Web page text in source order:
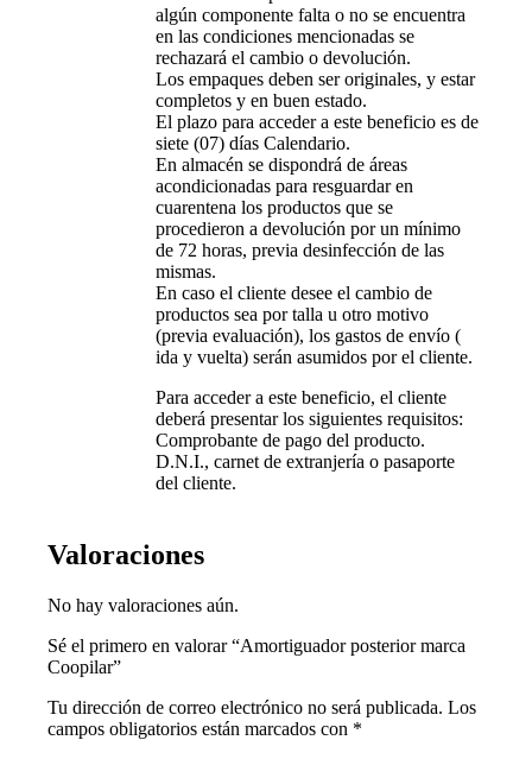
algún componente falta o no se encuentra
en las condiciones mencionadas se
rechazará el cambio o devolución.
Los empaques deben ser originales, y estar
completos y en buen estado.
El plazo para acceder a este beneficio es de
siete (07) días Calendario.
En almacén se dispondrá de áreas
acondicionadas para resguardar en
cuarentena los productos que se
procedieron a devolución por un mínimo
de 72 horas, previa desinfección de las
mismas.
En caso el cliente desee el cambio de
productos sea por talla u otro motivo
(previa evaluación), los gastos de envío (
ida y vuelta) serán asumidos por el cliente.
Para acceder a este beneficio, el cliente
deberá presentar los siguientes requisitos:
Comprobante de pago del producto.
D.N.I., carnet de extranjería o pasaporte
del cliente.
Valoraciones
No hay valoraciones aún.
Sé el primero en valorar “Amortiguador posterior marca
Coopilar”
Tu dirección de correo electrónico no será publicada. Los
campos obligatorios están marcados con *